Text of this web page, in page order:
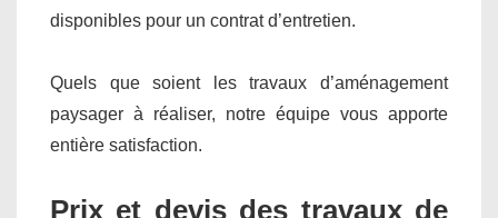
disponibles pour un contrat d’entretien.
Quels que soient les travaux d’aménagement
paysager à réaliser, notre équipe vous apporte
entière satisfaction.
Prix et devis des travaux de